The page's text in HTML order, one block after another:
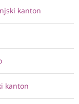
kanton
kanton